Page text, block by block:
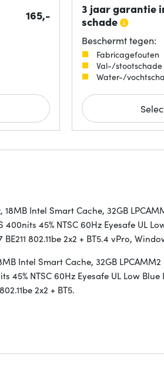
165,-
3 jaar garantie
schade
Beschermt tegen:
Fabricagefouten
Val-/stootschade
Water-/
Intel Smart Cache, 32GB
400nits 45% NTSC 60Hz Eyesafe UL
802.11be 2x2 + BT5.4 vPro,
Intel Smart Cache, 32GB LPCAMM2
45% NTSC 60Hz Eyesafe UL Low Blue
2x2 + BT5.